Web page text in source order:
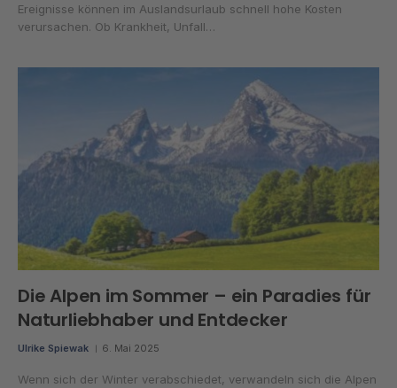
Ereignisse können im Auslandsurlaub schnell hohe Kosten
verursachen. Ob Krankheit, Unfall…
Die Alpen im Sommer – ein Paradies für
Naturliebhaber und Entdecker
Ulrike Spiewak 6. Mai 2025
Wenn sich der Winter verabschiedet, verwandeln sich die Alpen